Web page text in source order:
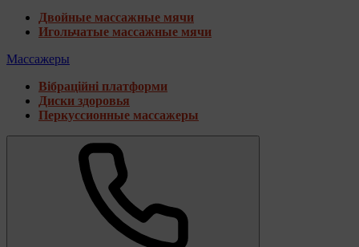
Двойные массажные мячи
Игольчатые массажные мячи
Массажеры
Вібраційні платформи
Диски здоровья
Перкуссионные массажеры